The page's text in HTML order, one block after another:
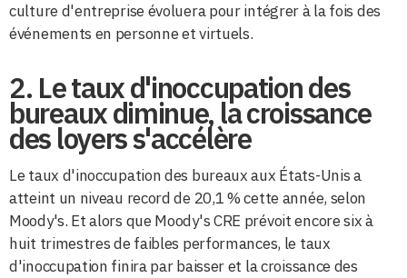
culture d'entreprise évoluera pour intégrer à la fois des
événements en personne et virtuels.
2. Le taux d'inoccupation des
bureaux diminue, la croissance
des loyers s'accélère
Le taux d'inoccupation des bureaux aux États-Unis a
atteint un niveau record de 20,1 % cette année, selon
Moody's. Et alors que Moody's CRE prévoit encore six à
huit trimestres de faibles performances, le taux
d'inoccupation finira par baisser et la croissance des